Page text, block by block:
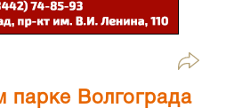
парке Волгограда